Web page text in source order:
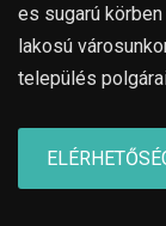
es sugarú
lakosú
település